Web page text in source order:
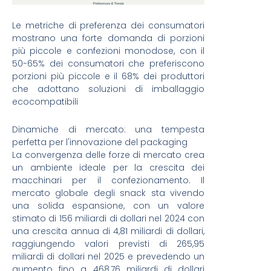
Le metriche di preferenza dei consumatori
mostrano una forte domanda di porzioni
più piccole e confezioni monodose, con il
50-65% dei consumatori che preferiscono
porzioni più piccole e il 68% dei produttori
che adottano soluzioni di imballaggio
ecocompatibili
Dinamiche di mercato: una tempesta
perfetta per l'innovazione del packaging
La convergenza delle forze di mercato crea
un ambiente ideale per la crescita dei
macchinari per il confezionamento. Il
mercato globale degli snack sta vivendo
una solida espansione, con un valore
stimato di 156 miliardi di dollari nel 2024 con
una crescita annua di 4,81 miliardi di dollari,
raggiungendo valori previsti di 265,95
miliardi di dollari nel 2025 e prevedendo un